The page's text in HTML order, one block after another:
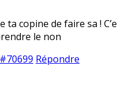
ta copine de faire sa !
le non
#70699 Répondre